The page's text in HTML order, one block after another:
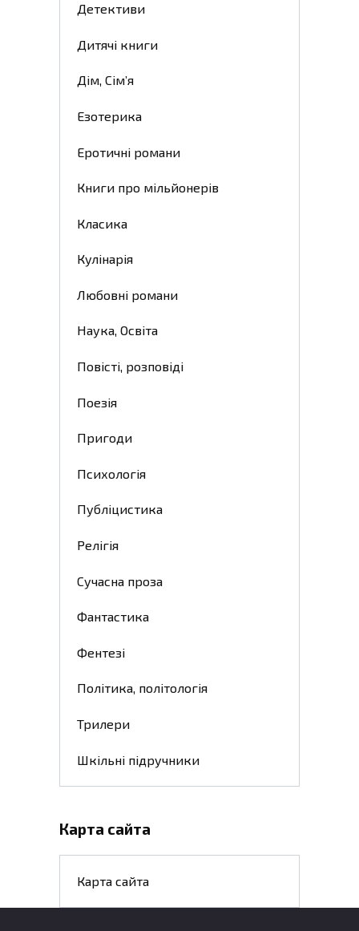
Детективи
Дитячі книги
Дім, Сім’я
Езотерика
Еротичні романи
Книги про мільйонерів
Класика
Кулінарія
Любовні романи
Наука, Освіта
Повісті, розповіді
Поезія
Пригоди
Психологія
Публіцистика
Релігія
Сучасна проза
Фантастика
Фентезі
Політика, політологія
Трилери
Шкільні підручники
Карта сайта
Карта сайта